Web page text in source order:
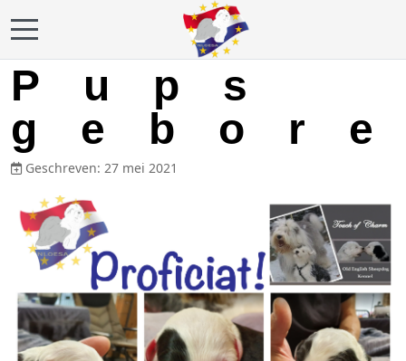
Mobile Menu Toggle
Pups
Geschreven: 27 mei 2021